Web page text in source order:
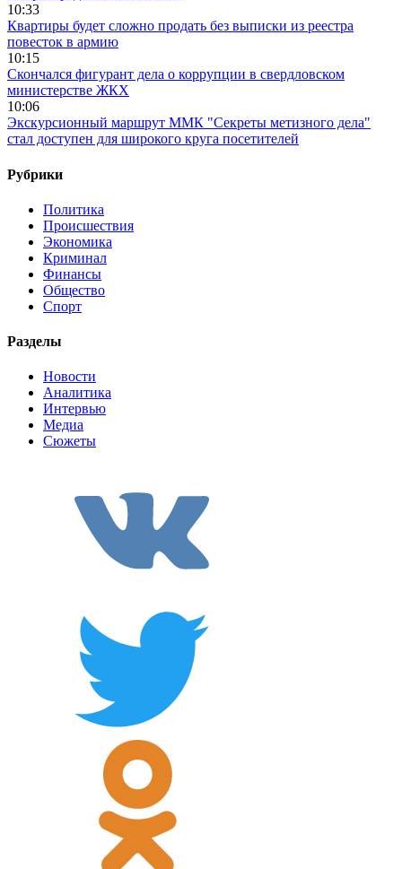
10:33
Квартиры будет сложно продать без выписки из реестра
повесток в армию
10:15
Скончался фигурант дела о коррупции в свердловском
министерстве ЖКХ
10:06
Экскурсионный маршрут ММК "Секреты метизного дела"
стал доступен для широкого круга посетителей
Рубрики
Политика
Происшествия
Экономика
Криминал
Финансы
Общество
Спорт
Разделы
Новости
Аналитика
Интервью
Медиа
Сюжеты